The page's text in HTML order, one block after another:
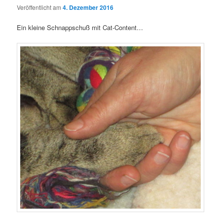
Veröffentlicht am4. Dezember 2016
Ein kleine Schnappschuß mit Cat-Content…